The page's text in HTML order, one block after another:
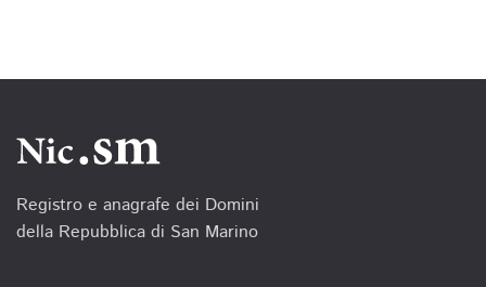
Registro e anagrafe dei Domini
della Repubblica di San Marino